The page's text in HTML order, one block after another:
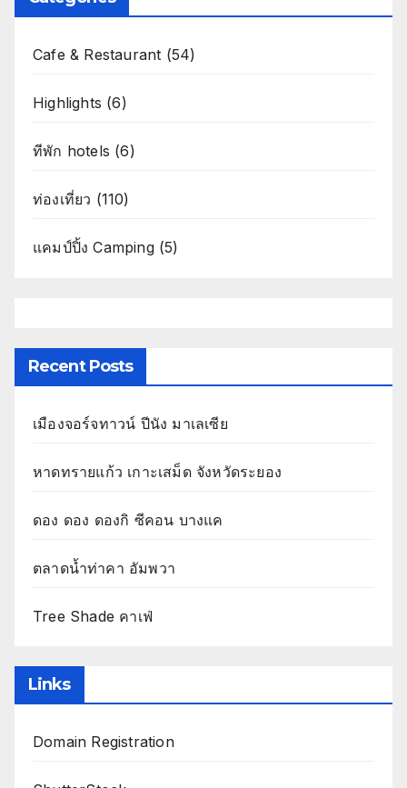
Cafe & Restaurant (54)
Highlights (6)
ทีพัก hotels (6)
ท่องเที่ยว (110)
แคมป์ปิ้ง Camping(5)
Recent Posts
เมืองจอร์จทาวน์ ปีนัง มาเลเซีย
หาดทรายแก้ว เกาะเสม็ด จังหวัดระยอง
ดอง ดอง ดองกิ ซีคอน บางแค
ตลาดน้ำท่าคา อัมพวา
Tree Shade คาเฟ่
Links
Domain Registration